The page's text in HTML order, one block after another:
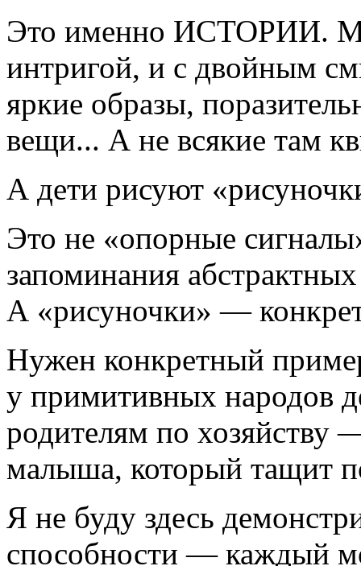
Это именно ИСТОРИИ.
интригой, и с двойным
яркие образы,
вещи... А не всякие там
А дети рисуют
Это не «опорные
запоминания
А «рисуночки» —
Нужен конкретный
у примитивных народов
родителям по хозяйству
малыша, который тащит
Я не буду здесь
способности — каждый